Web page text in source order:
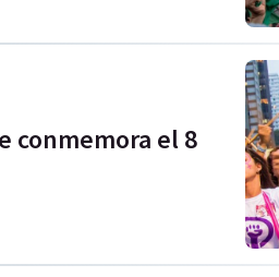
conmemora el 8